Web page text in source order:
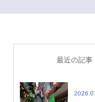
最近の記事